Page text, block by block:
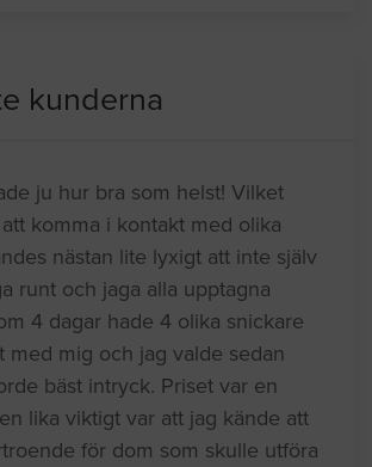
kunderna
ju hur bra som helst! Vilket
komma i kontakt med olika
nästan lite lyxigt att inte själv
runt och jaga alla upptagna
4 dagar hade 4 olika snickare
med mig och jag valde sedan
bäst intryck. Priset var en
lika viktigt var att jag kände att
för dom som skulle utföra